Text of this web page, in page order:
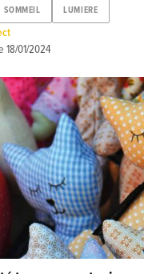
SOMMEIL LUMIERE
18/01/2024